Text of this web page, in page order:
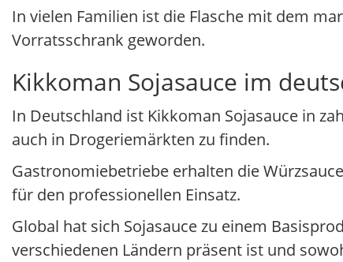
In vielen Familien ist die Flasche mit dem
Vorratsschrank geworden.
Kikkoman Sojasauce im
In Deutschland ist Kikkoman Sojasauce in
auch in Drogeriemärkten zu finden.
Gastronomiebetriebe erhalten die
für den professionellen Einsatz.
Global hat sich Sojasauce zu einem
verschiedenen Ländern präsent ist und